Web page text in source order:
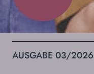
AUSGABE 03/2026